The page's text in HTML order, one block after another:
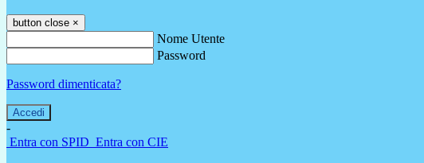
button close ×
Nome Utente
Password
Password dimenticata?
-
Entra con SPID Entra con CIE